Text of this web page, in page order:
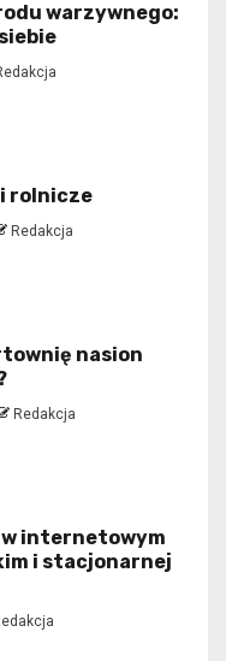
warzywnego:
rolnicze
Redakcja
nasion
Redakcja
internetowym
i stacjonarnej